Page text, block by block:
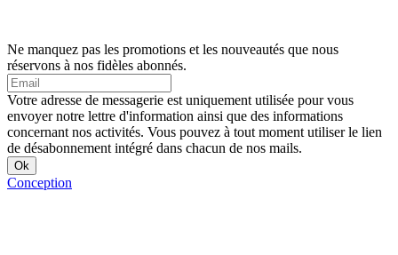
Ne manquez pas les promotions et les nouveautés que nous
réservons à nos fidèles abonnés.
Votre adresse de messagerie est uniquement utilisée pour vous
envoyer notre lettre d'information ainsi que des informations
concernant nos activités. Vous pouvez à tout moment utiliser le lien
de désabonnement intégré dans chacun de nos mails.
Conception